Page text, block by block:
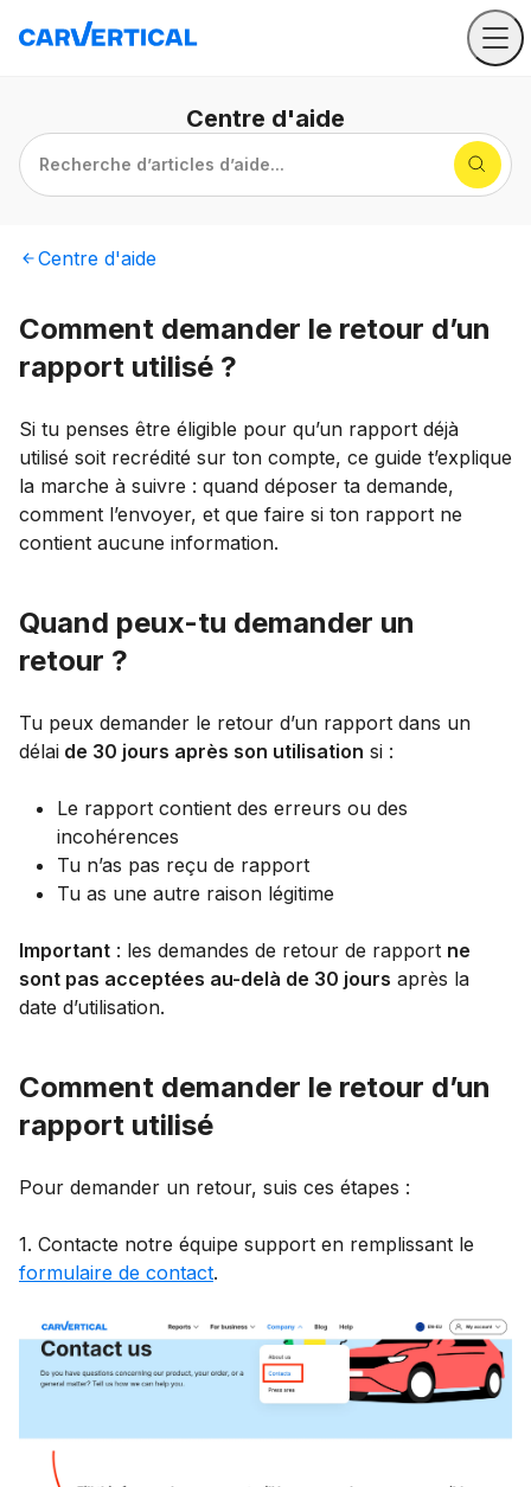
Centre d'aide
Recherche d’articles d’aide...
Centre d'aide
Comment demander le retour d’un
rapport utilisé ?
Si tu penses être éligible pour qu’un rapport déjà
utilisé soit recrédité sur ton compte, ce guide t’explique
la marche à suivre : quand déposer ta demande,
comment l’envoyer, et que faire si ton rapport ne
contient aucune information.
Quand peux-tu demander un
retour ?
Tu peux demander le retour d’un rapport dans un
délai de 30 jours après son utilisation si :
Le rapport contient des erreurs ou des
incohérences
Tu n’as pas reçu de rapport
Tu as une autre raison légitime
Important : les demandes de retour de rapport ne
sont pas acceptées au-delà de 30 jours après la
date d’utilisation.
Comment demander le retour d’un
rapport utilisé
Pour demander un retour, suis ces étapes :
1. Contacte notre équipe support en remplissant le
formulaire de contact.